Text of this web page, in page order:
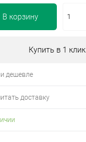
В корзину
Купить в 1 клик
дешевле
доставку